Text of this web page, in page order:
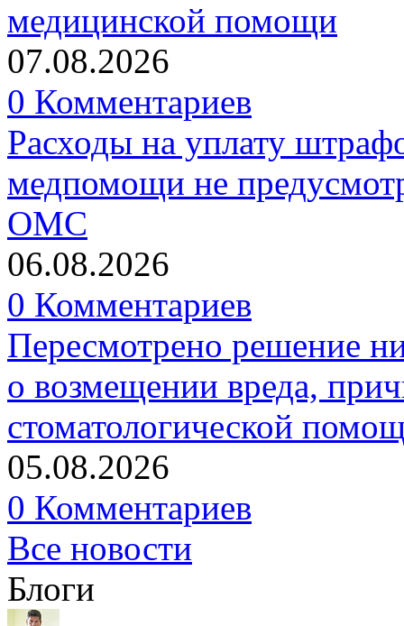
медицинской помощи
07.08.2026
0 Комментариев
Расходы на уплату
медпомощи не
ОМС
06.08.2026
0 Комментариев
Пересмотрено решение
о возмещении вреда,
стоматологической
05.08.2026
0 Комментариев
Все новости
Блоги